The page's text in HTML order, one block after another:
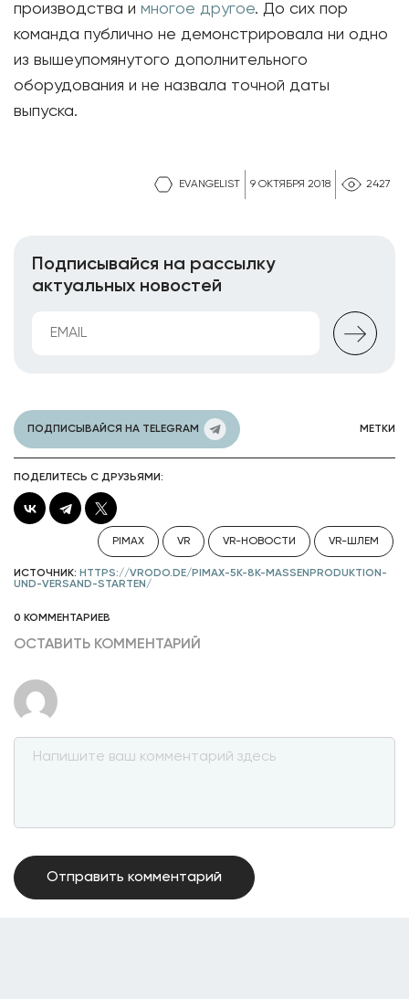
EVANGELIST 9 ОКТЯБРЯ 2018 2427
производства и многое другое. До сих пор
команда публично не демонстрировала ни одно
из вышеупомянутого дополнительного
оборудования и не назвала точной даты
выпуска.
Подписывайся на рассылку
актуальных новостей
ПОДПИСЫВАЙСЯ НА TELEGRAM МЕТКИ
ПОДЕЛИТЕСЬ С ДРУЗЬЯМИ:
PIMAX VR VR-НОВОСТИ VR-ШЛЕМ
ИСТОЧНИК: HTTPS://VRODO.DE/PIMAX-5K-8K-MASSENPRODUKTION-
UND-VERSAND-STARTEN/
0 КОММЕНТАРИЕВ
ОСТАВИТЬ КОММЕНТАРИЙ